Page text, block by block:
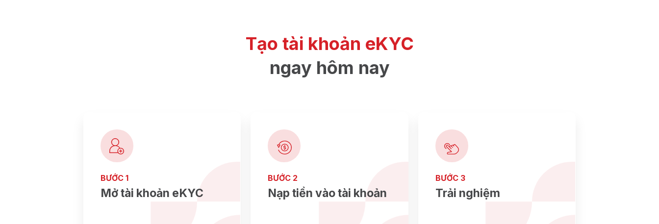
Tạo tài khoản eKYC
ngay hôm nay
BƯỚC 1
Mở tài khoản eKYC
BƯỚC 2
Nạp tiền vào tài khoản
BƯỚC 3
Trải nghiệm